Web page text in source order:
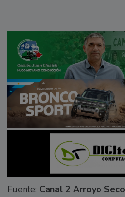
Fuente: Canal 2 Arroyo Seco